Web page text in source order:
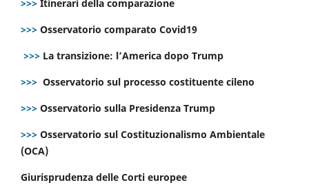
>>> Itinerari della comparazione
>>> Osservatorio comparato Covid19
>>> La transizione: l’America dopo Trump
>>> Osservatorio sul processo costituente cileno
>>> Osservatorio sulla Presidenza Trump
>>> Osservatorio sul Costituzionalismo Ambientale
(OCA)
Giurisprudenza delle Corti europee